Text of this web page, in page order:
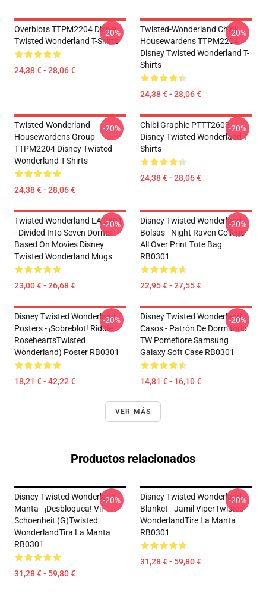
Overblots TTPM2204 Disney
Twisted Wonderland T-Shirts
24,38 € - 28,06 €
-20%
Twisted-Wonderland Chibi
Housewardens TTPM2204
Disney Twisted Wonderland T-
Shirts
24,38 € - 28,06 €
-20%
Twisted-Wonderland
Housewardens Group
TTPM2204 Disney Twisted
Wonderland T-Shirts
24,38 € - 28,06 €
-20%
Chibi Graphic PTTT2603
Disney Twisted Wonderland T-
Shirts
24,38 € - 28,06 €
-20%
Twisted Wonderland LA 2801
- Divided Into Seven Dorms
Based On Movies Disney
Twisted Wonderland Mugs
23,00 € - 26,68 €
-20%
Disney Twisted Wonderland
Bolsas - Night Raven College
All Over Print Tote Bag
RB0301
22,95 € - 27,55 €
-20%
Disney Twisted Wonderland
Posters - ¡Sobreblot! Riddle
RoseheartsTwisted
Wonderland) Poster RB0301
18,21 € - 42,22 €
-20%
Disney Twisted Wonderland
Casos - Patrón De Dormitorio
TW Pomefiore Samsung
Galaxy Soft Case RB0301
14,81 € - 16,10 €
-20%
VER MÁS
Productos relacionados
Disney Twisted Wonderland
Manta - ¡Desbloquea! Vil
Schoenheit (G)Twisted
WonderlandTira La Manta
RB0301
31,28 € - 59,80 €
-20%
Disney Twisted Wonderland
Blanket - Jamil ViperTwisted
WonderlandTire La Manta
RB0301
31,28 € - 59,80 €
-20%